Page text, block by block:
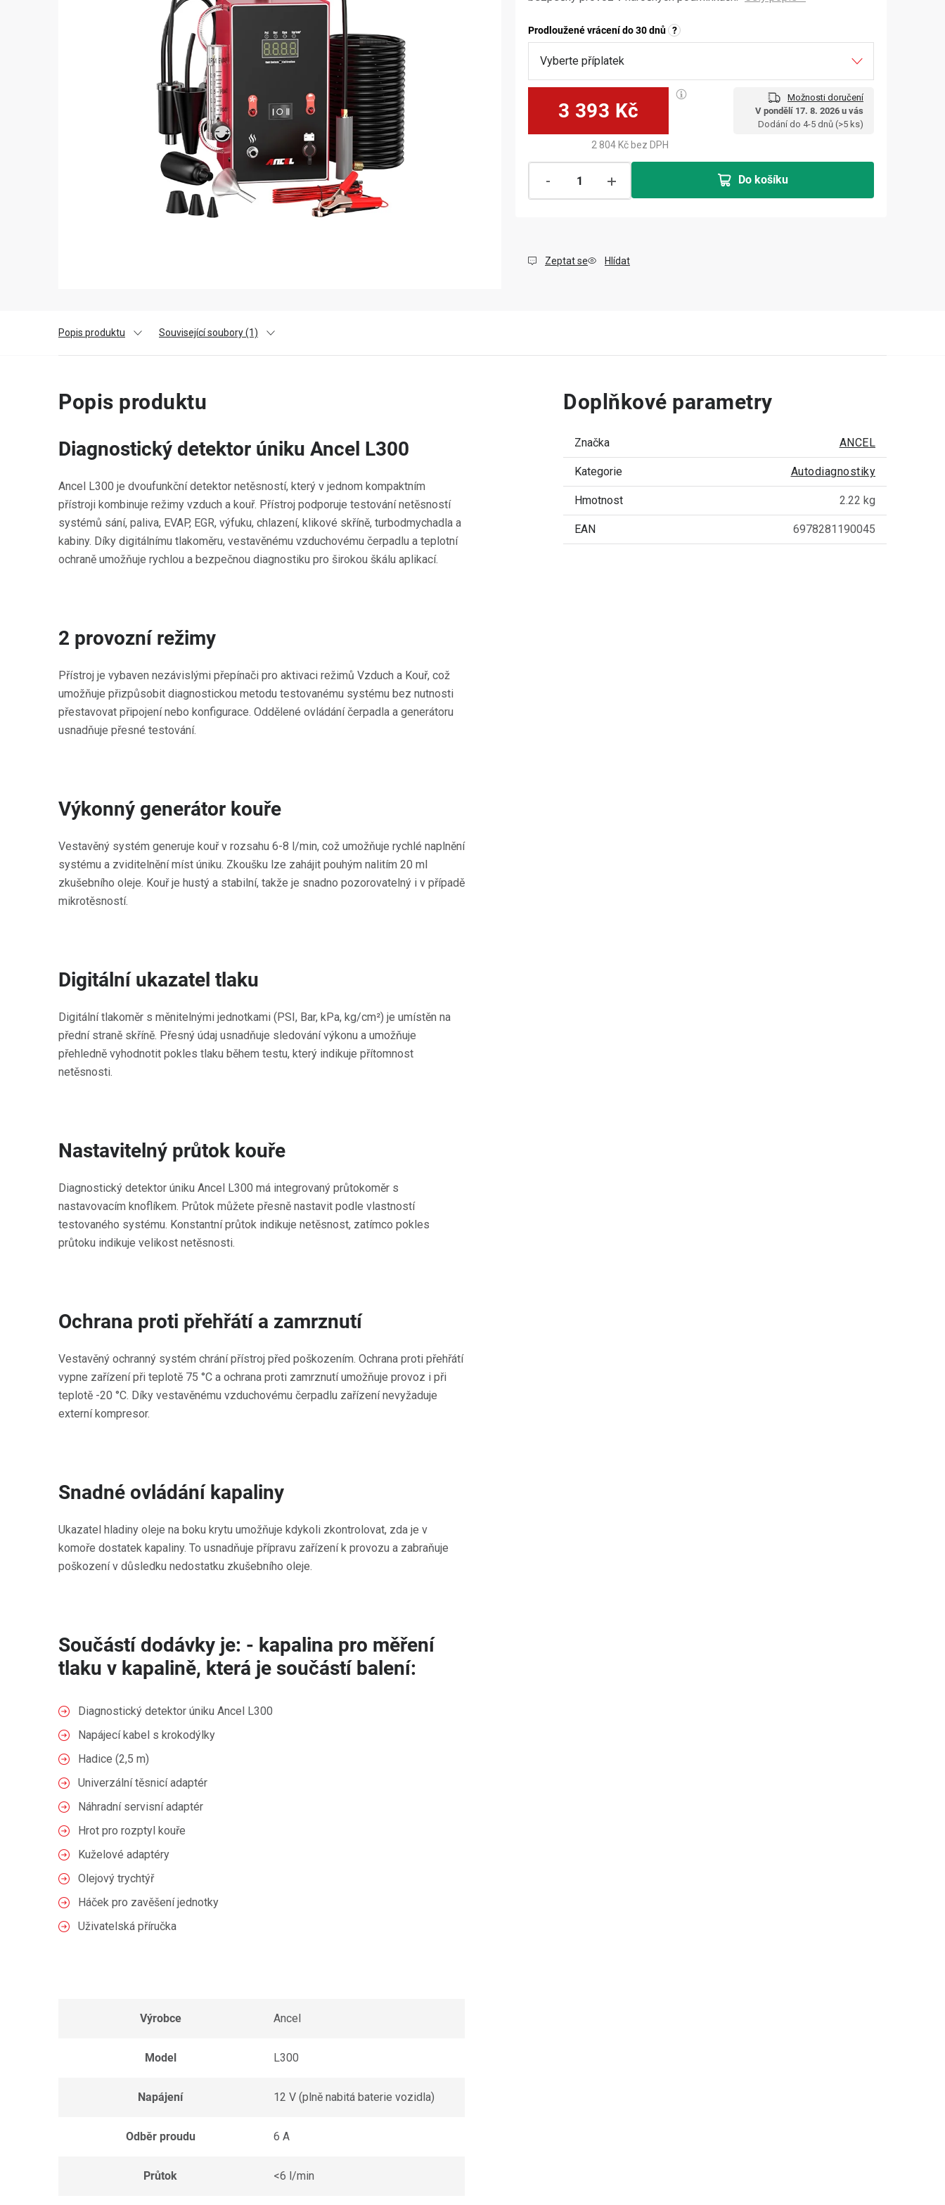
Prodloužené vrácení do 30 dnů ?
3 393 Kč
Možnosti doručení
V pondělí 17. 8. 2026 u vás
Dodání do 4-5 dnů (>5 ks)
2 804 Kč bez DPH
Do košíku
Zeptat se Hlídat
Popis produktu Související soubory (1)
Popis produktu
Diagnostický detektor úniku Ancel L300
Ancel L300 je dvoufunkční detektor netěsností, který v jednom kompaktním
přístroji kombinuje režimy vzduch a kouř. Přístroj podporuje testování netěsností
systémů sání, paliva, EVAP, EGR, výfuku, chlazení, klikové skříně, turbodmychadla a
kabiny. Díky digitálnímu tlakoměru, vestavěnému vzduchovému čerpadlu a teplotní
ochraně umožňuje rychlou a bezpečnou diagnostiku pro širokou škálu aplikací.
2 provozní režimy
Přístroj je vybaven nezávislými přepínači pro aktivaci režimů Vzduch a Kouř, což
umožňuje přizpůsobit diagnostickou metodu testovanému systému bez nutnosti
přestavovat připojení nebo konfigurace. Oddělené ovládání čerpadla a generátoru
usnadňuje přesné testování.
Výkonný generátor kouře
Vestavěný systém generuje kouř v rozsahu 6-8 l/min, což umožňuje rychlé naplnění
systému a zviditelnění míst úniku. Zkoušku lze zahájit pouhým nalitím 20 ml
zkušebního oleje. Kouř je hustý a stabilní, takže je snadno pozorovatelný i v případě
mikrotěsností.
Digitální ukazatel tlaku
Digitální tlakoměr s měnitelnými jednotkami (PSI, Bar, kPa, kg/cm²) je umístěn na
přední straně skříně. Přesný údaj usnadňuje sledování výkonu a umožňuje
přehledně vyhodnotit pokles tlaku během testu, který indikuje přítomnost
netěsnosti.
Nastavitelný průtok kouře
Diagnostický detektor úniku Ancel L300 má integrovaný průtokoměr s
nastavovacím knoflíkem. Průtok můžete přesně nastavit podle vlastností
testovaného systému. Konstantní průtok indikuje netěsnost, zatímco pokles
průtoku indikuje velikost netěsnosti.
Ochrana proti přehřátí a zamrznutí
Vestavěný ochranný systém chrání přístroj před poškozením. Ochrana proti přehřátí
vypne zařízení při teplotě 75 °C a ochrana proti zamrznutí umožňuje provoz i při
teplotě -20 °C. Díky vestavěnému vzduchovému čerpadlu zařízení nevyžaduje
externí kompresor.
Snadné ovládání kapaliny
Ukazatel hladiny oleje na boku krytu umožňuje kdykoli zkontrolovat, zda je v
komoře dostatek kapaliny. To usnadňuje přípravu zařízení k provozu a zabraňuje
poškození v důsledku nedostatku zkušebního oleje.
Součástí dodávky je: - kapalina pro měření
tlaku v kapalině, která je součástí balení:
Diagnostický detektor úniku Ancel L300
Napájecí kabel s krokodýlky
Hadice (2,5 m)
Univerzální těsnicí adaptér
Náhradní servisní adaptér
Hrot pro rozptyl kouře
Kuželové adaptéry
Olejový trychtýř
Háček pro zavěšení jednotky
Uživatelská příručka
Výrobce Ancel
Model L300
Napájení 12 V (plně nabitá baterie vozidla)
Odběr proudu 6 A
Průtok <6 l/min
Doplňkové parametry
Značka ANCEL
Kategorie Autodiagnostiky
Hmotnost 2.22 kg
EAN 6978281190045